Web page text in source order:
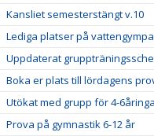
Kansliet semesterstängt v.10
Lediga platser på
Uppdaterat
Boka er plats till lördagens
Utökat med grupp för 4-
Prova på gymnastik 6-12 år